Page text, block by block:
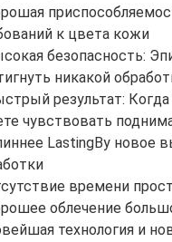
к цвета кожи
безопасность:
никакой
результат:
чувствовать
LastingBy новое
времени
облечение
технология и